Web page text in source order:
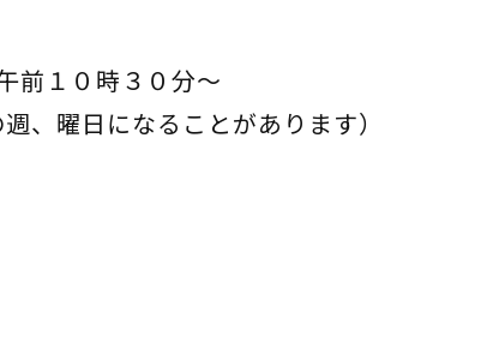
１０時３０分～
週、曜日になることがあります）